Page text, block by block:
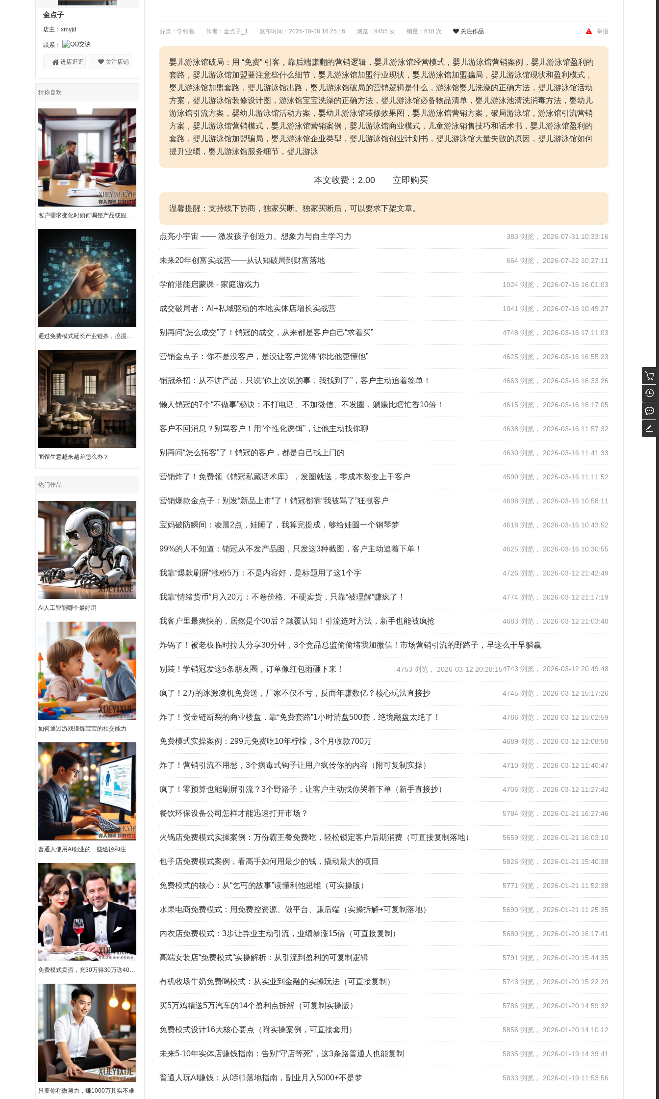
金点子
店主：xmyjd
联系：
进店逛逛 关注店铺
猜你喜欢
客户需求变化时如何调整产品或服务策略
通过免费模式延长产业链条，挖掘企业的隐形利润，赚看不到的钱。
面馆生意越来越差怎么办？
热门作品
AI人工智能哪个最好用
如何通过游戏锻炼宝宝的社交能力
普通人使用AI创业的一些途径和注意事项
免费模式卖酒，充30万得30万送40万路虎汽气车一辆，1年还包赚50万
只要你稍微努力，赚1000万其实不难
分类：学销售 作者：金点子_1 发布时间：2025-10-08 16:25:16 浏览：9455 次 销量：618 次 关注作品 举报
婴儿游泳馆破局：用 “免费” 引客，靠后端赚翻的营销逻辑，婴儿游泳馆经营模式，婴儿游泳馆营销案例，婴儿游泳馆盈利的
套路，婴儿游泳馆加盟要注意些什么细节，婴儿游泳馆加盟行业现状，婴儿游泳馆加盟骗局，婴儿游泳馆现状和盈利模式，
婴儿游泳馆加盟套路，婴儿游泳馆出路，婴儿游泳馆破局的营销逻辑是什么，游泳馆婴儿洗澡的正确方法，婴儿游泳馆活动
方案，婴儿游泳馆装修设计图，游泳馆宝宝洗澡的正确方法，婴儿游泳馆必备物品清单，婴儿游泳池清洗消毒方法，婴幼儿
游泳馆引流方案，婴幼儿游泳馆活动方案，婴幼儿游泳馆装修效果图，婴儿游泳馆营销方案，破局游泳馆，游泳馆引流营销
方案，婴儿游泳馆营销模式，婴儿游泳馆营销案例，婴儿游泳馆商业模式，儿童游泳销售技巧和话术书，婴儿游泳馆盈利的
套路，婴儿游泳馆加盟骗局，婴儿游泳馆企业类型，婴儿游泳馆创业计划书，婴儿游泳馆大量失败的原因，婴儿游泳馆如何
提升业绩，婴儿游泳馆服务细节，婴儿游泳
本文收费：2.00 立即购买
温馨提醒：支持线下协商，独家买断。独家买断后，可以要求下架文章。
点亮小宇宙 —— 激发孩子创造力、想象力与自主学习力 383 浏览， 2026-07-31 10:33:16
未来20年创富实战营——从认知破局到财富落地 664 浏览， 2026-07-22 10:27:11
学前潜能启蒙课 - 家庭游戏力 1024 浏览， 2026-07-16 16:01:03
成交破局者：AI+私域驱动的本地实体店增长实战营 1041 浏览， 2026-07-16 10:49:27
别再问“怎么成交”了！销冠的成交，从来都是客户自己“求着买” 4748 浏览， 2026-03-16 17:11:03
营销金点子：你不是没客户，是没让客户觉得“你比他更懂他” 4625 浏览， 2026-03-16 16:55:23
销冠杀招：从不讲产品，只说“你上次说的事，我找到了”，客户主动追着签单！ 4663 浏览， 2026-03-16 16:33:26
懒人销冠的7个“不做事”秘诀：不打电话、不加微信、不发圈，躺赚比瞎忙香10倍！ 4615 浏览， 2026-03-16 16:17:05
客户不回消息？别骂客户！用“个性化诱饵”，让他主动找你聊 4638 浏览， 2026-03-16 11:57:32
别再问“怎么拓客”了！销冠的客户，都是自己找上门的 4630 浏览， 2026-03-16 11:41:33
营销炸了！免费领《销冠私藏话术库》，发圈就送，零成本裂变上千客户 4590 浏览， 2026-03-16 11:11:52
营销爆款金点子：别发“新品上市”了！销冠都靠“我被骂了”狂揽客户 4698 浏览， 2026-03-16 10:58:11
宝妈破防瞬间：凌晨2点，娃睡了，我算完提成，够给娃圆一个钢琴梦 4618 浏览， 2026-03-16 10:43:52
99%的人不知道：销冠从不发产品图，只发这3种截图，客户主动追着下单！ 4625 浏览， 2026-03-16 10:30:55
我靠“爆款刷屏”涨粉5万：不是内容好，是标题用了这1个字 4726 浏览， 2026-03-12 21:42:49
我靠“情绪货币”月入20万：不卷价格、不硬卖货，只靠“被理解”赚疯了！ 4774 浏览， 2026-03-12 21:17:19
我客户里最爽快的，居然是个00后？颠覆认知！引流选对方法，新手也能被疯抢 4683 浏览， 2026-03-12 21:03:40
炸锅了！被老板临时拉去分享30分钟，3个竞品总监偷偷堵我加微信！市场营销引流的野路子，早这么干早躺赢
4743 浏览， 2026-03-12 20:49:48
别装！学销冠发这5条朋友圈，订单像红包雨砸下来！ 4753 浏览， 2026-03-12 20:28:15
疯了！2万的冰激凌机免费送，厂家不仅不亏，反而年赚数亿？核心玩法直接抄 4745 浏览， 2026-03-12 15:17:26
炸了！资金链断裂的商业楼盘，靠“免费套路”1小时清盘500套，绝境翻盘太绝了！ 4786 浏览， 2026-03-12 15:02:59
免费模式实操案例：299元免费吃10年柠檬，3个月收款700万 4689 浏览， 2026-03-12 12:08:58
炸了！营销引流不用愁，3个病毒式钩子让用户疯传你的内容（附可复制实操） 4710 浏览， 2026-03-12 11:40:47
疯了！零预算也能刷屏引流？3个野路子，让客户主动找你哭着下单（新手直接抄） 4706 浏览， 2026-03-12 11:27:42
餐饮环保设备公司怎样才能迅速打开市场？ 5784 浏览， 2026-01-21 16:27:46
火锅店免费模式实操案例：万份霸王餐免费吃，轻松锁定客户后期消费（可直接复制落地） 5659 浏览， 2026-01-21 16:03:10
包子店免费模式案例，看高手如何用最少的钱，撬动最大的项目 5826 浏览， 2026-01-21 15:40:38
免费模式的核心：从“乞丐的故事”读懂利他思维（可实操版） 5771 浏览， 2026-01-21 11:52:38
水果电商免费模式：用免费控资源、做平台、赚后端（实操拆解+可复制落地） 5690 浏览， 2026-01-21 11:25:35
内衣店免费模式：3步让异业主动引流，业绩暴涨15倍（可直接复制） 5680 浏览， 2026-01-20 16:17:41
高端女装店“免费模式”实操解析：从引流到盈利的可复制逻辑 5791 浏览， 2026-01-20 15:44:35
有机牧场牛奶免费喝模式：从实业到金融的实操玩法（可直接复制） 5743 浏览， 2026-01-20 15:22:29
买5万鸡精送5万汽车的14个盈利点拆解（可复制实操版） 5786 浏览， 2026-01-20 14:59:32
免费模式设计16大核心要点（附实操案例，可直接套用） 5856 浏览， 2026-01-20 14:10:12
未来5-10年实体店赚钱指南：告别“守店等死”，这3条路普通人也能复制 5835 浏览， 2026-01-19 14:39:41
普通人玩AI赚钱：从0到1落地指南，副业月入5000+不是梦 5833 浏览， 2026-01-19 11:53:56